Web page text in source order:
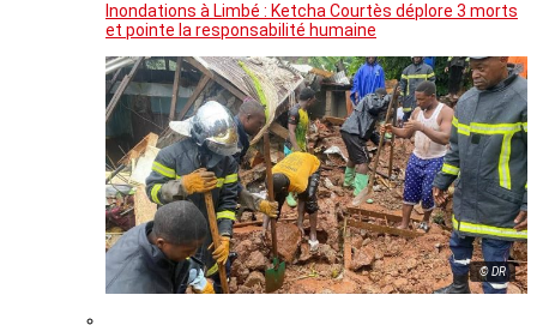
Inondations à Limbé : Ketcha Courtès déplore 3 morts
et pointe la responsabilité humaine
© DR